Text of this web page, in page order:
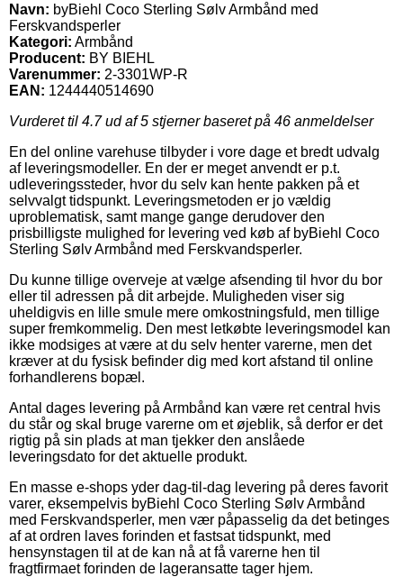
Navn: byBiehl Coco Sterling Sølv Armbånd med
Ferskvandsperler
Kategori: Armbånd
Producent: BY BIEHL
Varenummer: 2-3301WP-R
EAN: 1244440514690
Vurderet til 4.7ud af 5 stjerner baseret på 46 anmeldelser
En del online varehuse tilbyder i vore dage et bredt udvalg
af leveringsmodeller. En der er meget anvendt er p.t.
udleveringssteder, hvor du selv kan hente pakken på et
selvvalgt tidspunkt. Leveringsmetoden er jo vældig
uproblematisk, samt mange gange derudover den
prisbilligste mulighed for levering ved køb af byBiehl Coco
Sterling Sølv Armbånd med Ferskvandsperler.
Du kunne tillige overveje at vælge afsending til hvor du bor
eller til adressen på dit arbejde. Muligheden viser sig
uheldigvis en lille smule mere omkostningsfuld, men tillige
super fremkommelig. Den mest letkøbte leveringsmodel kan
ikke modsiges at være at du selv henter varerne, men det
kræver at du fysisk befinder dig med kort afstand til online
forhandlerens bopæl.
Antal dages levering på Armbånd kan være ret central hvis
du står og skal bruge varerne om et øjeblik, så derfor er det
rigtig på sin plads at man tjekker den anslåede
leveringsdato for det aktuelle produkt.
En masse e-shops yder dag-til-dag levering på deres favorit
varer, eksempelvis byBiehl Coco Sterling Sølv Armbånd
med Ferskvandsperler, men vær påpasselig da det betinges
af at ordren laves forinden et fastsat tidspunkt, med
hensynstagen til at de kan nå at få varerne hen til
fragtfirmaet forinden de lageransatte tager hjem.